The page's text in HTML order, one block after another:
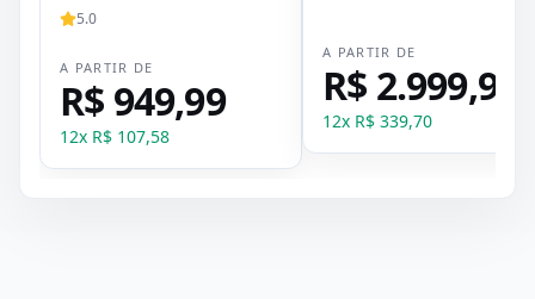
RAM Dual SIM Tela 6.9" -
5.0
A PARTIR DE
R$ 949,99
12x R$ 107,58
A PARTIR DE
R$ 2.999,99
12x R$ 339,70